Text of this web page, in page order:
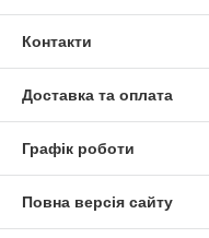
Контакти
Доставка та оплата
Графік роботи
Повна версія сайту